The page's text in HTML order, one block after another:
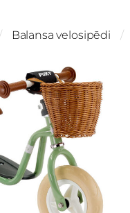
Balansa velosipēdi